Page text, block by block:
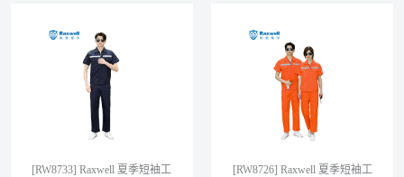
[RW8733] Raxwell 夏季短袖工
[RW8726] Raxwell 夏季短袖工